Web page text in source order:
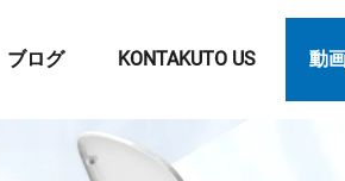
ブログ KONTAKUTO US 動